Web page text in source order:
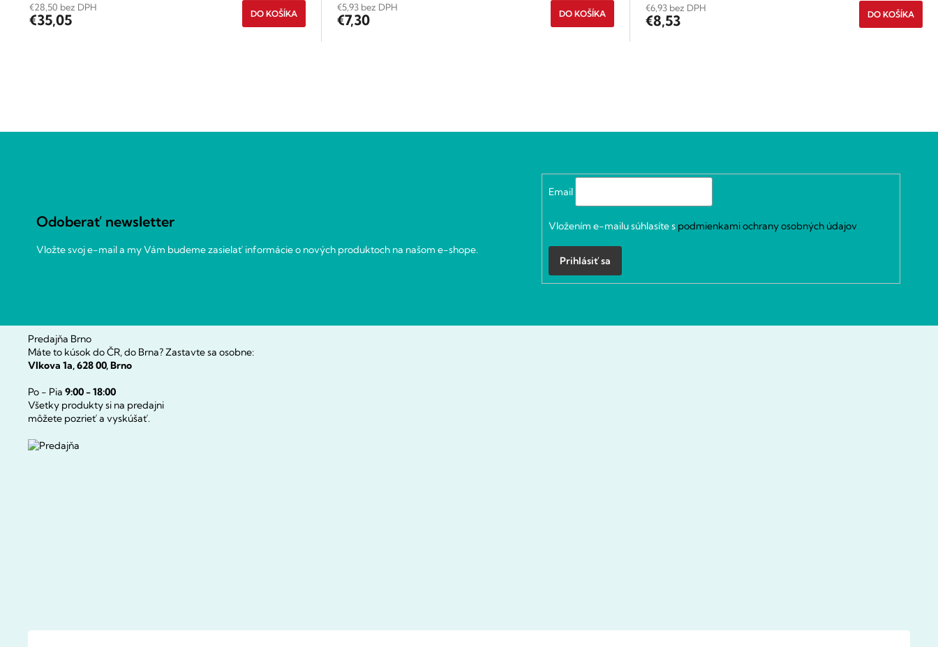
€28,50 bez DPH
€35,05 DO KOŠÍKA
€5,93 bez DPH
€7,30 DO KOŠÍKA
€6,93 bez DPH
€8,53 DO KOŠÍKA
v
Odoberať newsletter
Vložte svoj e-mail a my Vám budeme zasielať informácie o nových produktoch na našom e-shope.
Email
Vložením e-mailu súhlasíte s podmienkami ochrany osobných údajov
Prihlásiť sa
Predajňa Brno
Máte to kúsok do ČR, do Brna? Zastavte sa osobne:
Vlkova 1a, 628 00, Brno
Po - Pia 9:00 - 18:00
Všetky produkty si na predajni
môžete pozrieť a vyskúšať.